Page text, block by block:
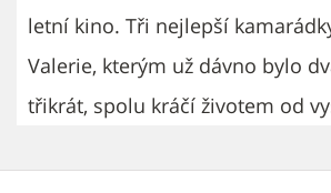
letní kino. Tři nejlepší
Valerie, kterým už dávno bylo
třikrát, spolu kráčí životem od